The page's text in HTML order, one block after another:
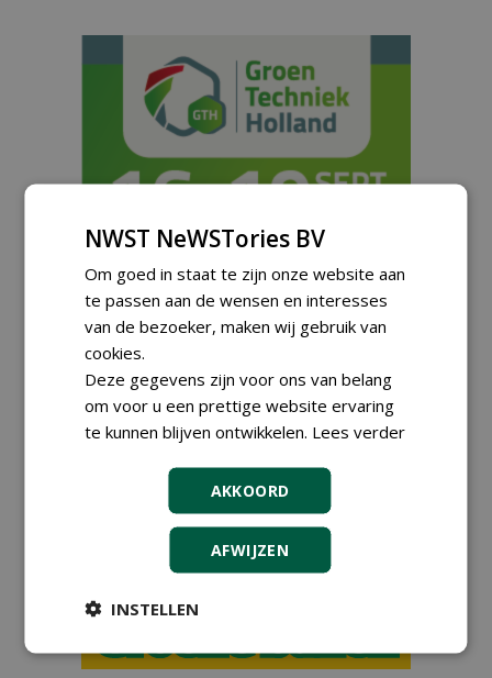
Meld je aan voor onze digitale
nieuwsbrief.
NWST NeWSTories BV
Om goed in staat te zijn onze website aan
te passen aan de wensen en interesses
van de bezoeker, maken wij gebruik van
cookies.
Deze gegevens zijn voor ons van belang
om voor u een prettige website ervaring
te kunnen blijven ontwikkelen. Lees verder
AKKOORD
AFWIJZEN
INSTELLEN